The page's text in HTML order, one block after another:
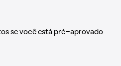
se você está pré-aprovado